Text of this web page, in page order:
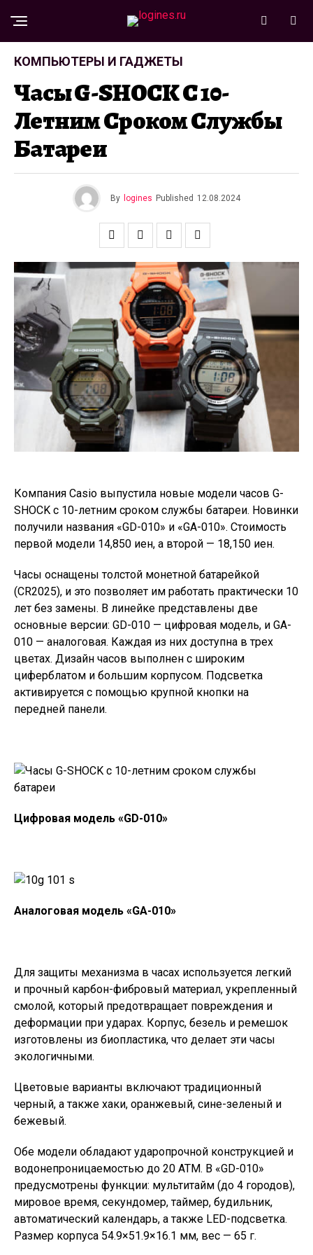
КОМПЬЮТЕРЫ И ГАДЖЕТЫ
Часы G-SHOCK С 10-
Летним Сроком Службы
Батареи
By logines Published 12.08.2024
Компания Casio выпустила новые модели часов G-
SHOCK с 10-летним сроком службы батареи. Новинки
получили названия «GD-010» и «GA-010». Стоимость
первой модели 14,850 иен, а второй — 18,150 иен.
Часы оснащены толстой монетной батарейкой
(CR2025), и это позволяет им работать практически 10
лет без замены. В линейке представлены две
основные версии: GD-010 — цифровая модель, и GA-
010 — аналоговая. Каждая из них доступна в трех
цветах. Дизайн часов выполнен с широким
циферблатом и большим корпусом. Подсветка
активируется с помощью крупной кнопки на
передней панели.
Цифровая модель «GD-010»
Аналоговая модель «GA-010»
Для защиты механизма в часах используется легкий
и прочный карбон-фибровый материал, укрепленный
смолой, который предотвращает повреждения и
деформации при ударах. Корпус, безель и ремешок
изготовлены из биопластика, что делает эти часы
экологичными.
Цветовые варианты включают традиционный
черный, а также хаки, оранжевый, сине-зеленый и
бежевый.
Обе модели обладают ударопрочной конструкцией и
водонепроницаемостью до 20 АТМ. В «GD-010»
предусмотрены функции: мультитайм (до 4 городов),
мировое время, секундомер, таймер, будильник,
автоматический календарь, а также LED-подсветка.
Размер корпуса 54.9×51.9×16.1 мм, вес — 65 г.